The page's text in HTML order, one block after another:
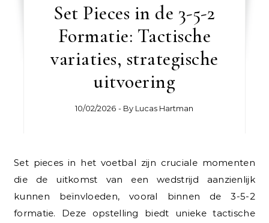
Set Pieces in de 3-5-2
Formatie: Tactische
variaties, strategische
uitvoering
10/02/2026 - By Lucas Hartman
Set pieces in het voetbal zijn cruciale momenten
die de uitkomst van een wedstrijd aanzienlijk
kunnen beïnvloeden, vooral binnen de 3-5-2
formatie. Deze opstelling biedt unieke tactische